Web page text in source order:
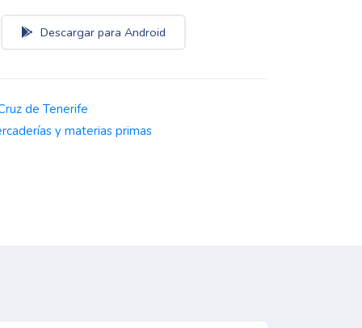
Descargar para Android
de Tenerife
y materias primas